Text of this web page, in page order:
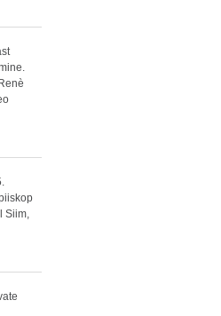
Siim,